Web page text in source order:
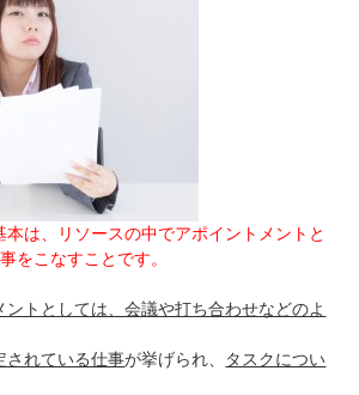
本は、リソースの中でアポイントメントと
をこなすことです。
ントとしては、会議や打ち合わせなどのよ
されている仕事が挙げられ、 タスクについ